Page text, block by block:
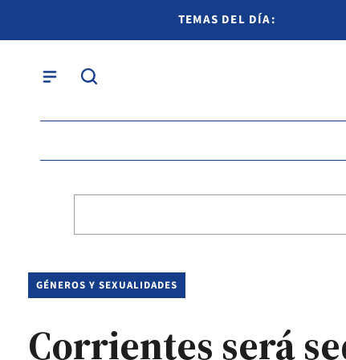
TEMAS DEL DÍA:
GÉNEROS Y SEXUALIDADES
Corrientes será